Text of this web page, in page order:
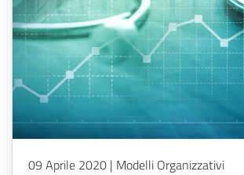
09 Aprile 2020 | Modelli Organizzativi